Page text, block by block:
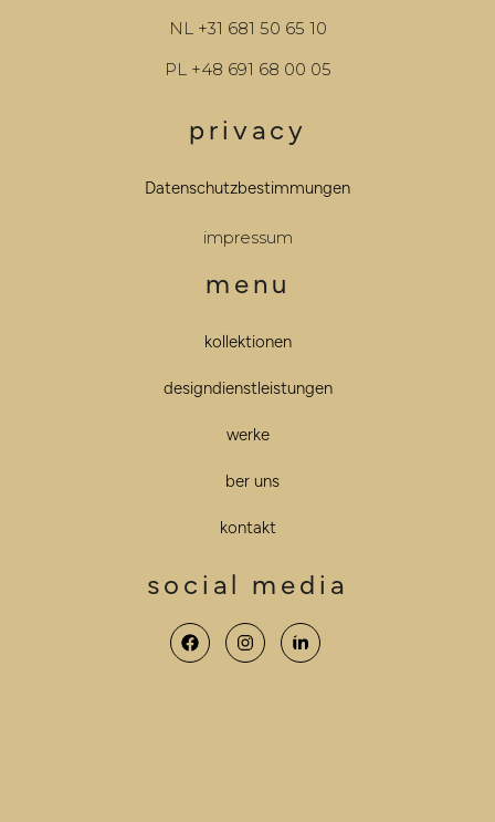
NL +31 681 50 65 10
PL +48 691 68 00 05
privacy
Datenschutzbestimmungen
impressum
menu
kollektionen
designdienstleistungen
werke
über uns
kontakt
social media